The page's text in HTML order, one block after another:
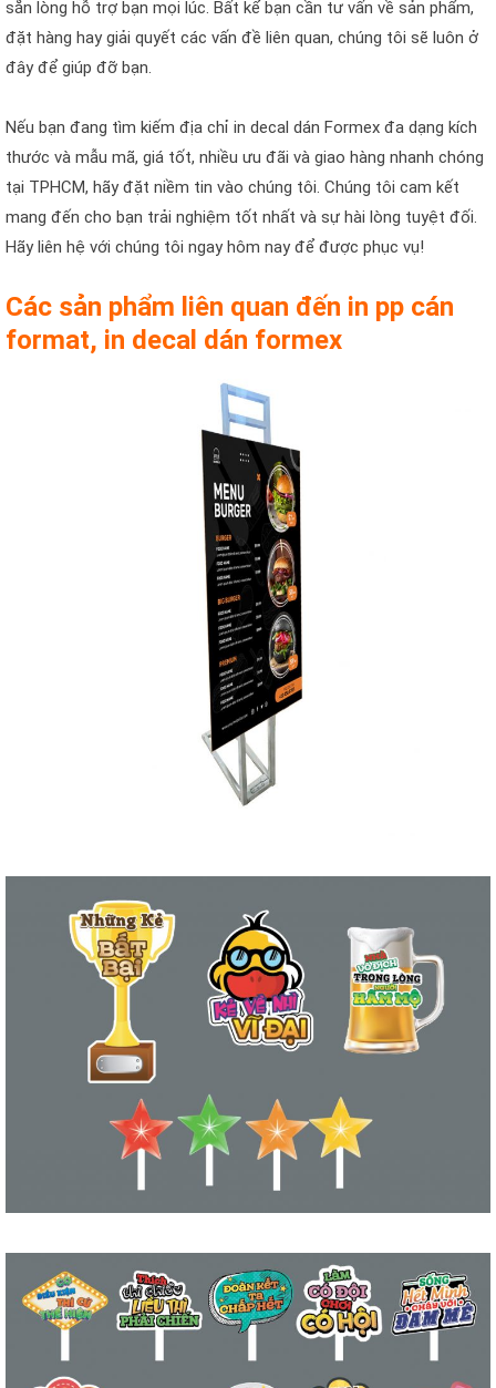
sẵn lòng hỗ trợ bạn mọi lúc. Bất kể bạn cần tư vấn về sản phẩm,
đặt hàng hay giải quyết các vấn đề liên quan, chúng tôi sẽ luôn ở
đây để giúp đỡ bạn.
Nếu bạn đang tìm kiếm địa chỉ in decal dán Formex đa dạng kích
thước và mẫu mã, giá tốt, nhiều ưu đãi và giao hàng nhanh chóng
tại TPHCM, hãy đặt niềm tin vào chúng tôi. Chúng tôi cam kết
mang đến cho bạn trải nghiệm tốt nhất và sự hài lòng tuyệt đối.
Hãy liên hệ với chúng tôi ngay hôm nay để được phục vụ!
Các sản phẩm liên quan đến in pp cán
format, in decal dán formex